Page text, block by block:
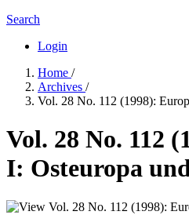
Search
Login
Home /
Archives /
Vol. 28 No. 112 (1998):
Vol. 28 No. 112
I: Osteuropa